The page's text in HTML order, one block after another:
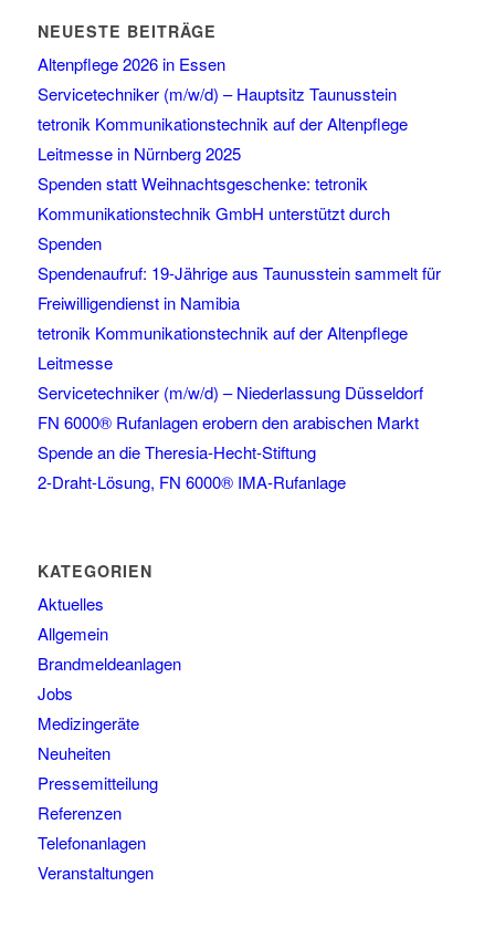
NEUESTE BEITRÄGE
Altenpflege 2026 in Essen
Servicetechniker (m/w/d) – Hauptsitz Taunusstein
tetronik Kommunikationstechnik auf der Altenpflege
Leitmesse in Nürnberg 2025
Spenden statt Weihnachtsgeschenke: tetronik
Kommunikationstechnik GmbH unterstützt durch
Spenden
Spendenaufruf: 19-Jährige aus Taunusstein sammelt für
Freiwilligendienst in Namibia
tetronik Kommunikationstechnik auf der Altenpflege
Leitmesse
Servicetechniker (m/w/d) – Niederlassung Düsseldorf
FN 6000® Rufanlagen erobern den arabischen Markt
Spende an die Theresia-Hecht-Stiftung
2-Draht-Lösung, FN 6000® IMA-Rufanlage
KATEGORIEN
Aktuelles
Allgemein
Brandmeldeanlagen
Jobs
Medizingeräte
Neuheiten
Pressemitteilung
Referenzen
Telefonanlagen
Veranstaltungen